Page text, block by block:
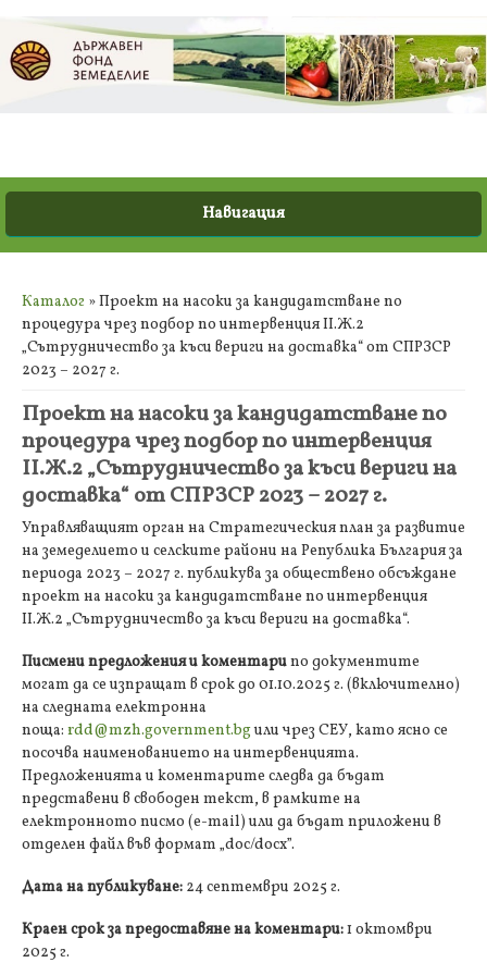
Вие сте тук
Каталог » Проект на насоки за кандидатстване по
процедура чрез подбор по интервенция II.Ж.2
„Сътрудничество за къси вериги на доставка“ от СПРЗСР
2023 – 2027 г.
Проект на насоки за кандидатстване по
процедура чрез подбор по интервенция
II.Ж.2 „Сътрудничество за къси вериги на
доставка“ от СПРЗСР 2023 – 2027 г.
Управляващият орган на Стратегическия план за развитие
на земеделието и селските райони на Република България за
периода 2023 – 2027 г. публикува за обществено обсъждане
проект на насоки за кандидатстване по интервенция
II.Ж.2 „Сътрудничество за къси вериги на доставка“.
Писмени предложения и коментарипо документите
могат да се изпращат в срок до 01.10.2025 г. (включително)
на следната електронна
поща: rdd@mzh.government.bgили чрез СЕУ, като ясно се
посочва наименованието на интервенцията.
Предложенията и коментарите следва да бъдат
представени в свободен текст, в рамките на
електронното писмо (e-mail) или да бъдат приложени в
отделен файл във формат „doc/docx”.
Дата на публикуване: 24 септември 2025 г.
Краен срок за предоставяне на коментари:1 октомври
2025 г.